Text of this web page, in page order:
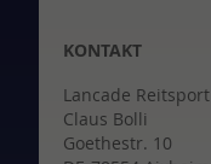
KONTAKT
Lancade Reitsport
Claus Bolli
Goethestr. 10